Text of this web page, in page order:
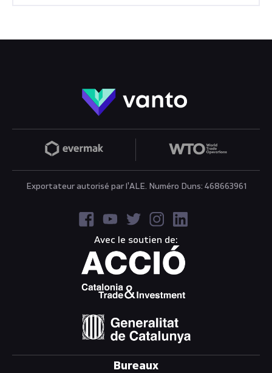
Exportateur autorisé par l'ALE. Numéro Duns: 468663961
Avec le soutien de:
Bureaux